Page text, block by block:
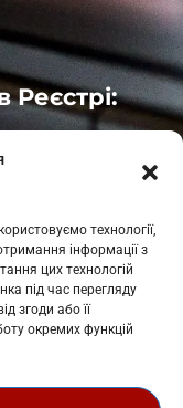
технології,
інформації з
цих технологій
під час перегляду
згоди або її
окремих функцій
Реєстрі: